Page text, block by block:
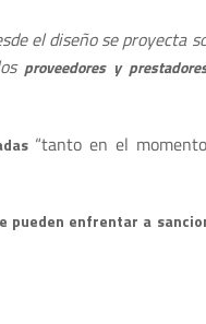
el diseño se proyecta
proveedores y
“tanto en el
pueden enfrentar a